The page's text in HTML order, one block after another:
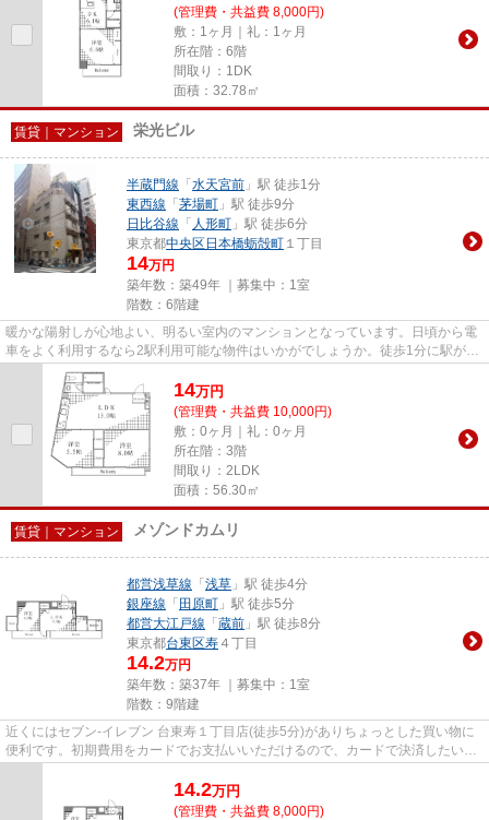
(管理費・共益費 8,000円)
敷：1ヶ月｜礼：1ヶ月
所在階：6階
間取り：1DK
面積：32.78㎡
賃貸｜マンション 栄光ビル
半蔵門線 「 水天宮前 」駅 徒歩1分
東西線 「 茅場町 」駅 徒歩9分
日比谷線 「 人形町 」駅 徒歩6分
東京都中央区 日本橋蛎殻町 １丁目
14万円
築年数：築49年 ｜募集中： 1室
階数：6階建
暖かな陽射しが心地よい、明るい室内のマンションとなっています。日頃から電
車をよく利用するなら2駅利用可能な物件はいかがでしょうか。徒歩1分に駅があ
る物件です。落ち着いた街並...
14万円
(管理費・共益費 10,000円)
敷：0ヶ月｜礼：0ヶ月
所在階：3階
間取り：2LDK
面積：56.30㎡
賃貸｜マンション メゾンドカムリ
都営浅草線 「 浅草 」駅 徒歩4分
銀座線 「 田原町 」駅 徒歩5分
都営大江戸線 「 蔵前 」駅 徒歩8分
東京都台東区寿 ４丁目
14.2万円
築年数：築37年 ｜募集中： 1室
階数：9階建
近くにはセブン‐イレブン 台東寿１丁目店(徒歩5分)がありちょっとした買い物に
便利です。初期費用をカードでお支払いいただけるので、カードで決済したい方
14.2万円
(管理費・共益費 8,000円)